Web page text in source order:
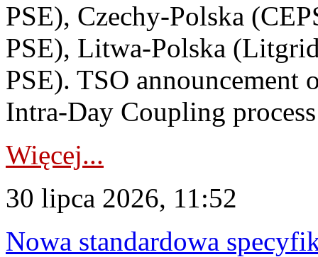
PSE), Czechy-Polska
PSE), Litwa-Polska
PSE). TSO announcement
Intra-Day Coupling
Więcej...
30 lipca 2026, 11:52
Nowa standardowa